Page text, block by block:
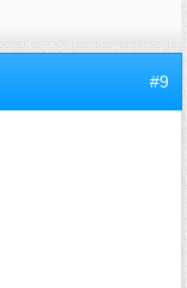
#9